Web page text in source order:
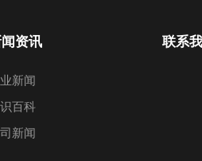
资讯
新闻
百科
新闻
联系